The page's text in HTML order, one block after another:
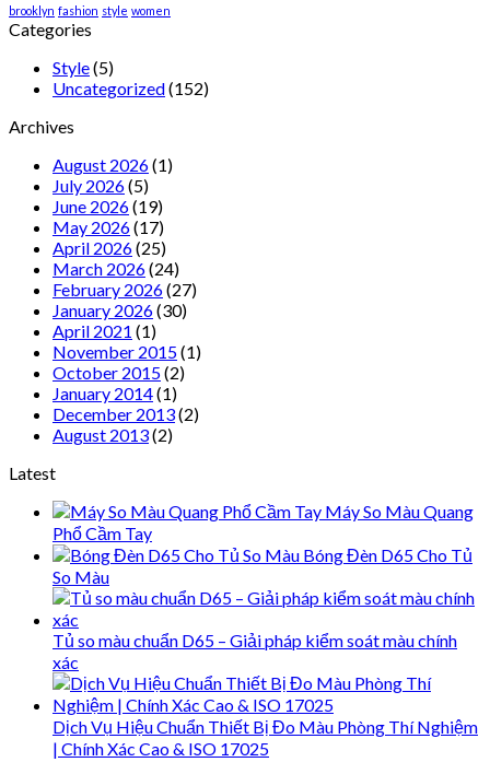
brooklyn fashion style women
Categories
Style(5)
Uncategorized(152)
Archives
August 2026(1)
July 2026(5)
June 2026(19)
May 2026(17)
April 2026(25)
March 2026(24)
February 2026(27)
January 2026(30)
April 2021 (1)
November 2015(1)
October 2015(2)
January 2014(1)
December 2013(2)
August 2013(2)
Latest
Máy So Màu Quang
Phổ Cầm Tay
Bóng Đèn D65 Cho Tủ
So Màu
Tủ so màu chuẩn D65 – Giải pháp kiểm soát màu chính
xác
Dịch Vụ Hiệu Chuẩn Thiết Bị Đo Màu Phòng Thí Nghiệm
| Chính Xác Cao & ISO 17025